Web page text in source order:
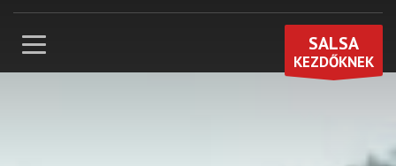
SALSA
KEZDŐKNEK